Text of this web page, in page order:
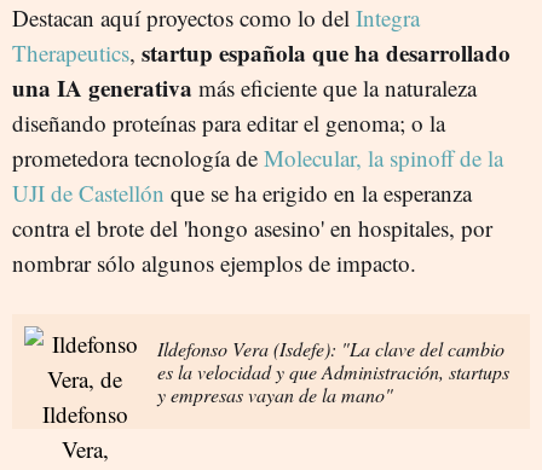
Destacan aquí proyectos como lo del Integra
Therapeutics, startup española que ha desarrollado
una IA generativa más eficiente que la naturaleza
diseñando proteínas para editar el genoma; o la
prometedora tecnología de Molecular, la spinoff de la
UJI de Castellón que se ha erigido en la esperanza
contra el brote del 'hongo asesino' en hospitales, por
nombrar sólo algunos ejemplos de impacto.
Ildefonso Vera (Isdefe): "La clave del cambio
es la velocidad y que Administración, startups
y empresas vayan de la mano"